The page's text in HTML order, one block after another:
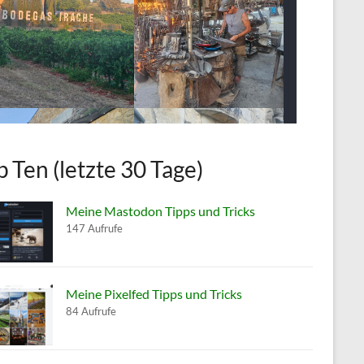
Ten (letzte 30 Tage)
Meine Mastodon Tipps und Tricks
147 Aufrufe
Meine Pixelfed Tipps und Tricks
84 Aufrufe